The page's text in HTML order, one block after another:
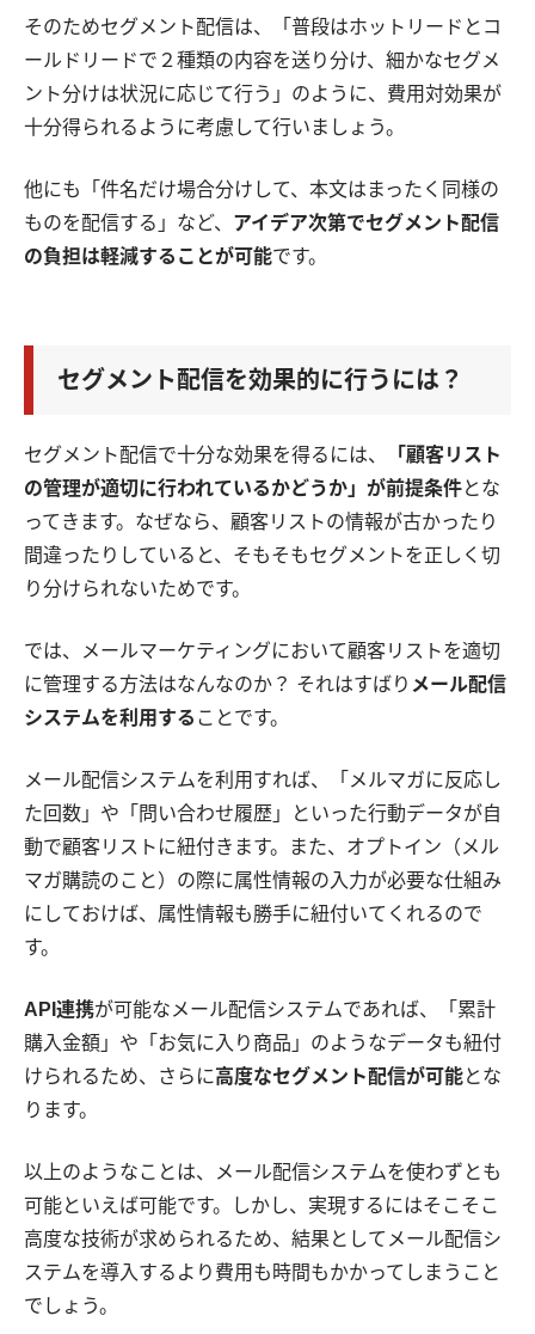
そのためセグメント配信は、「普段はホットリードとコ
ールドリードで２種類の内容を送り分け、細かなセグメ
ント分けは状況に応じて行う」のように、費用対効果が
十分得られるように考慮して行いましょう。
他にも「件名だけ場合分けして、本文はまったく同様の
ものを配信する」など、 アイデア次第でセグメント配信
の負担は軽減することが可能です。
セグメント配信を効果的に行うには？
セグメント配信で十分な効果を得るには、
「顧客リスト
の管理が適切に行われているかどうか」が前提条件とな
ってきます。なぜなら、顧客リストの情報が古かったり
間違ったりしていると、そもそもセグメントを正しく切
り分けられないためです。
では、メールマーケティングにおいて顧客リストを適切
に管理する方法はなんなのか？ それはすばり メール配信
システムを利用する ことです。
メール配信システムを利用すれば、「メルマガに反応し
た回数」や「問い合わせ履歴」といった行動データが自
動で顧客リストに紐付きます。また、オプトイン（メル
マガ購読のこと）の際に属性情報の入力が必要な仕組み
にしておけば、属性情報も勝手に紐付いてくれるので
す。
API連携が可能なメール配信システムであれば、「累計
購入金額」や「お気に入り商品」のようなデータも紐付
けられるため、さらに高度なセグメント配信が可能とな
ります。
以上のようなことは、メール配信システムを使わずとも
可能といえば可能です。しかし、実現するにはそこそこ
高度な技術が求められるため、結果としてメール配信シ
ステムを導入するより費用も時間もかかってしまうこと
でしょう。